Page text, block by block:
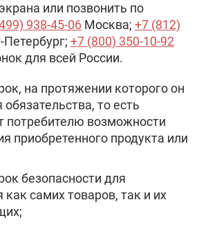
или позвонить по
938-45-06 Москва; +7 (812)
Петербург; +7 (800) 350-10-92
для всей России.
на протяжении которого он
обязательства, то есть
потребителю возможности
приобретенного продукта или
безопасности для
как самих товаров, так и их